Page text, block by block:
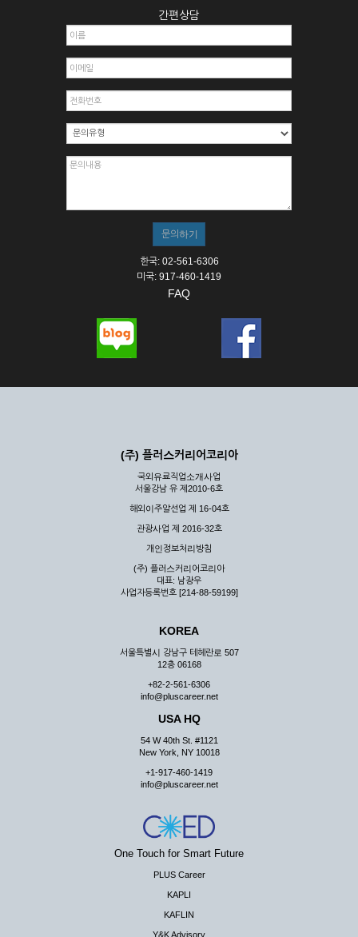
간편상담
한국: 02-561-6306
미국: 917-460-1419
FAQ
(주) 플러스커리어코리아
국외유료직업소개사업
서울강남 유 제2010-6호
해외이주알선업 제 16-04호
관광사업 제 2016-32호
개인정보처리방침
(주) 플러스커리어코리아
대표: 남광우
사업자등록번호 [214-88-59199]
KOREA
서울특별시 강남구 테헤란로 507
12층 06168
+82-2-561-6306
info@pluscareer.net
USA HQ
54 W 40th St. #1121
New York, NY 10018
+1-917-460-1419
info@pluscareer.net
One Touch for Smart Future
PLUS Career
KAPLI
KAFLIN
Y&K Advisory